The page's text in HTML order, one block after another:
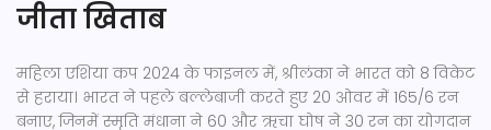
जीता खिताब
महिला एशिया कप 2024 के फाइनल में, श्रीलंका ने भारत को 8 विकेट
से हराया। भारत ने पहले बल्लेबाजी करते हुए 20 ओवर में 165/6 रन
बनाए, जिनमें स्मृति मंधाना ने 60 और ऋचा घोष ने 30 रन का योगदान